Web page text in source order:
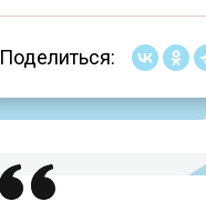
Поделиться: